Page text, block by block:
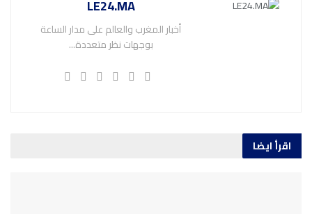
LE24.MA
أخبار المغرب والعالم على مدار الساعة
بوجهات نظر متعددة...
اقرأ ايضا